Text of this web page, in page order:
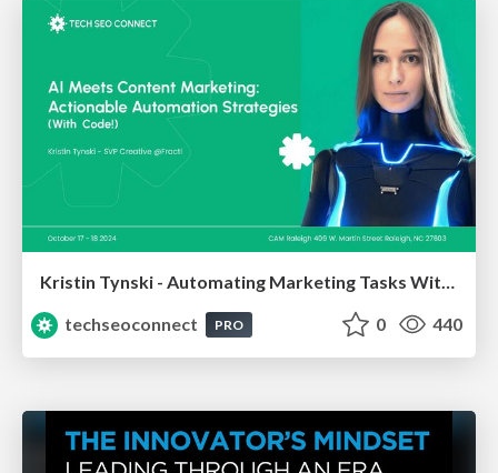
techseoconnect
PRO 0 440